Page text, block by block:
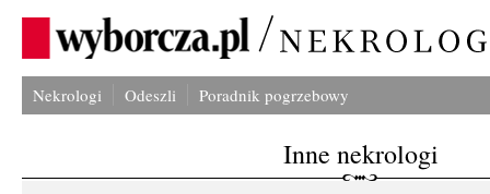
Nekrologi Odeszli Poradnik pogrzebowy
Inne nekrologi